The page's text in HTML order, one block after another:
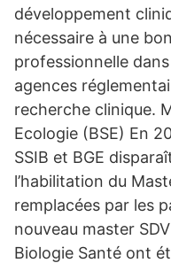
développement
nécessaire à une
professionnelle
agences
recherche clinique.
Ecologie (BSE) En
SSIB et BGE
l’habilitation du
remplacées par les
nouveau master
Biologie Santé ont